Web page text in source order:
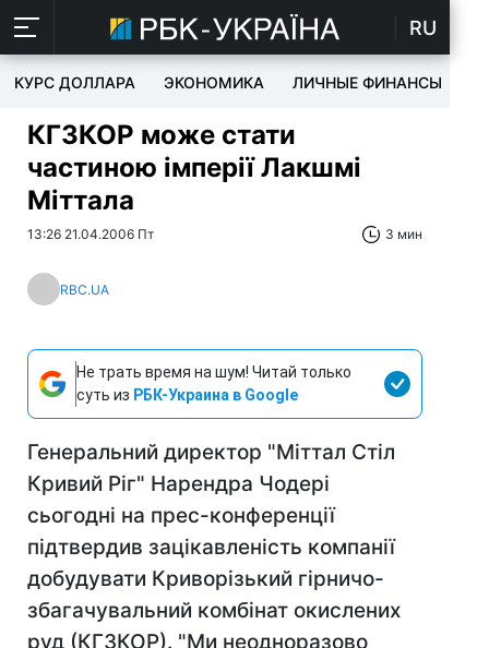
RU
КУРС ДОЛЛАРА ЭКОНОМИКА ЛИЧНЫЕ ФИНАНСЫ
КГЗКОР може стати
частиною імперії Лакшмі
Міттала
13:26 21.04.2006 Пт 3 мин
RBC.UA
Не трать время на шум! Читай только
суть из РБК-Украина в Google
Генеральний директор "Міттал Стіл
Кривий Ріг" Нарендра Чодері
сьогодні на прес-конференції
підтвердив зацікавленість компанії
добудувати Криворізький гірничо-
збагачувальний комбінат окислених
руд (КГЗКОР). "Ми неодноразово